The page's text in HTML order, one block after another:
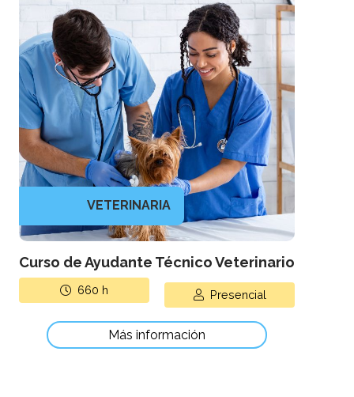
VETERINARIA
Curso de Ayudante Técnico Veterinario
660 h Presencial
Más información